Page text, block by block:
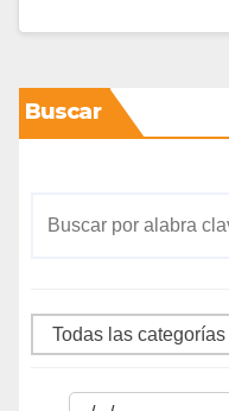
Buscar